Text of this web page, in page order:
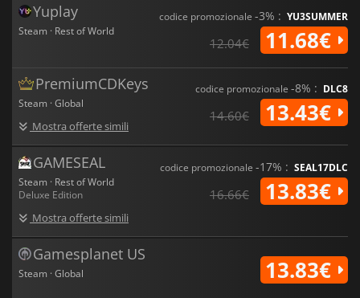
Yuplay
Steam · Rest of World
codice promozionale -3% : YU3SUMMER
12.04€ 11.68€
PremiumCDKeys
Steam · Global
Mostra offerte simili
codice promozionale -8% : DLC8
14.60€ 13.43€
GAMESEAL
Steam · Rest of World
Deluxe Edition
Mostra offerte simili
codice promozionale -17% : SEAL17DLC
16.66€ 13.83€
Gamesplanet US
Steam · Global 13.83€